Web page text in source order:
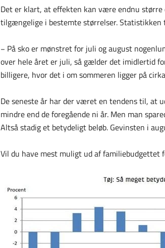
Det er klart, at effekten kan være endnu
tilgængelige i bestemte størrelser. Statistikken
− På sko er mønstret for juli og august
over hele året er juli, så gælder det imidlertid
billigere, hvor det i om sommeren ligger på
De seneste år har der været en tendens til, at
mindre end de foregående ni år. Men man
Altså stadig et betydeligt beløb. Gevinsten i
Vil du have mest muligt ud af